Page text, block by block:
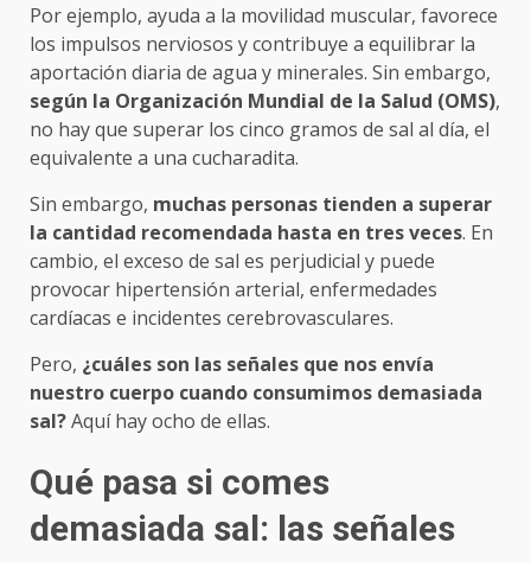
Por ejemplo, ayuda a la movilidad muscular, favorece
los impulsos nerviosos y contribuye a equilibrar la
aportación diaria de agua y minerales. Sin embargo,
según la Organización Mundial de la Salud (OMS),
no hay que superar los cinco gramos de sal al día, el
equivalente a una cucharadita.
Sin embargo, muchas personas tienden a superar
la cantidad recomendada hasta en tres veces. En
cambio, el exceso de sal es perjudicial y puede
provocar hipertensión arterial, enfermedades
cardíacas e incidentes cerebrovasculares.
Pero, ¿cuáles son las señales que nos envía
nuestro cuerpo cuando consumimos demasiada
sal?Aquí hay ocho de ellas.
Qué pasa si comes
demasiada sal: las señales